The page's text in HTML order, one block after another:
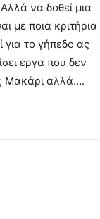
να δοθεί μια
με ποια κριτήρια
για το γήπεδο ας
έργα που δεν
Μακάρι αλλά….